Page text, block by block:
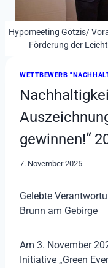
Hypomeeting Götzis/
Förderung der
WETTBEWERB
gewinnen!“
7. November 2025
Gelebte
Brunn am Gebirge
Am 3. November
Initiative „Green